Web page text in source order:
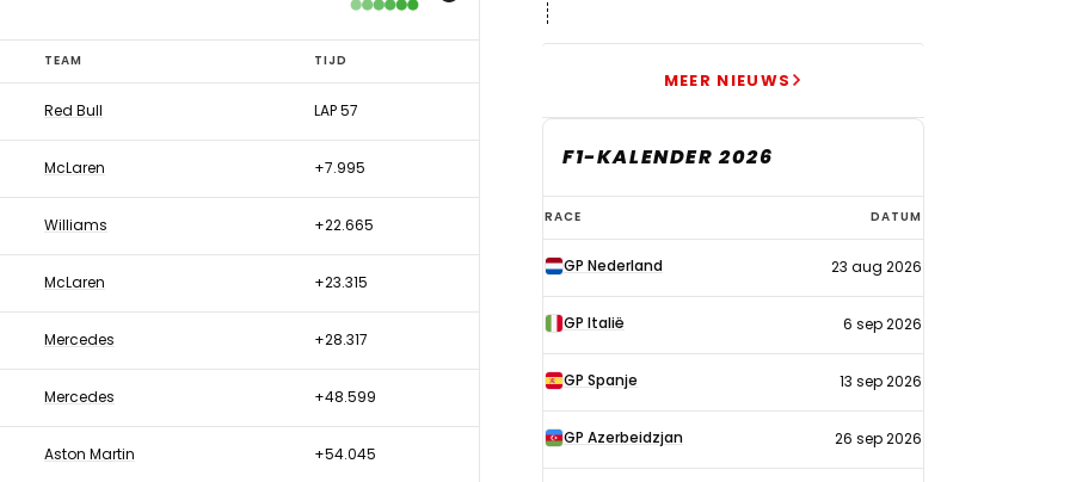
TEAM TIJD
Red Bull LAP 57
McLaren +7.995
Williams +22.665
McLaren +23.315
Mercedes +28.317
Mercedes +48.599
Aston Martin +54.045
MEER NIEUWS
F1-KALENDER 2026
F1-
kalender
2026
RACE DATUM
GP Nederland 23 aug 2026
GP Italië 6 sep 2026
GP Spanje 13 sep 2026
GP Azerbeidzjan 26 sep 2026